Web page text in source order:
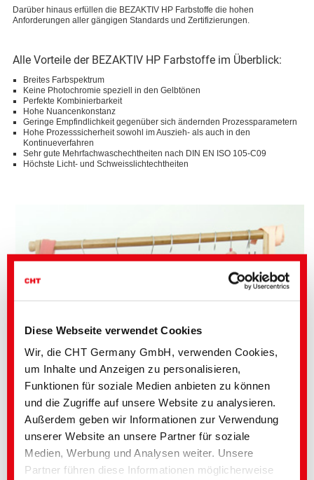
Diese Webseite verwendet Cookies
Wir, die CHT Germany GmbH, verwenden Cookies,
um Inhalte und Anzeigen zu personalisieren,
Funktionen für soziale Medien anbieten zu können
und die Zugriffe auf unsere Website zu analysieren.
Außerdem geben wir Informationen zur Verwendung
unserer Website an unsere Partner für soziale
Medien, Werbung und Analysen weiter. Unsere
Partner führen diese Informationen möglicherweise
Darüber hinaus erfüllen die BEZAKTIV HP Farbstoffe die hohen
Anforderungen aller gängigen Standards und Zertifizierungen.
Alle Vorteile der BEZAKTIV HP Farbstoffe im Überblick:
Breites Farbspektrum
Keine Photochromie speziell in den Gelbtönen
Perfekte Kombinierbarkeit
Hohe Nuancenkonstanz
Geringe Empfindlichkeit gegenüber sich ändernden Prozessparametern
Hohe Prozesssicherheit sowohl im Auszieh- als auch in den
Kontinueverfahren
Sehr gute Mehrfachwaschechtheiten nach DIN EN ISO 105-C09
Höchste Licht- und Schweisslichtechtheiten